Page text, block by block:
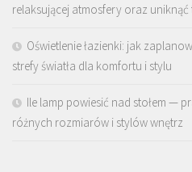
relaksującej atmosfery oraz
Oświetlenie łazienki: jak
strefy światła dla komfortu i stylu
Ile lamp powiesić nad stołem —
różnych rozmiarów i stylów wnętrz